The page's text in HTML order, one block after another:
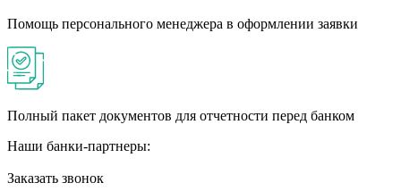
Помощь персонального менеджера в оформлении заявки
Полный пакет документов для отчетности перед банком
Наши банки-партнеры:
Заказать звонок